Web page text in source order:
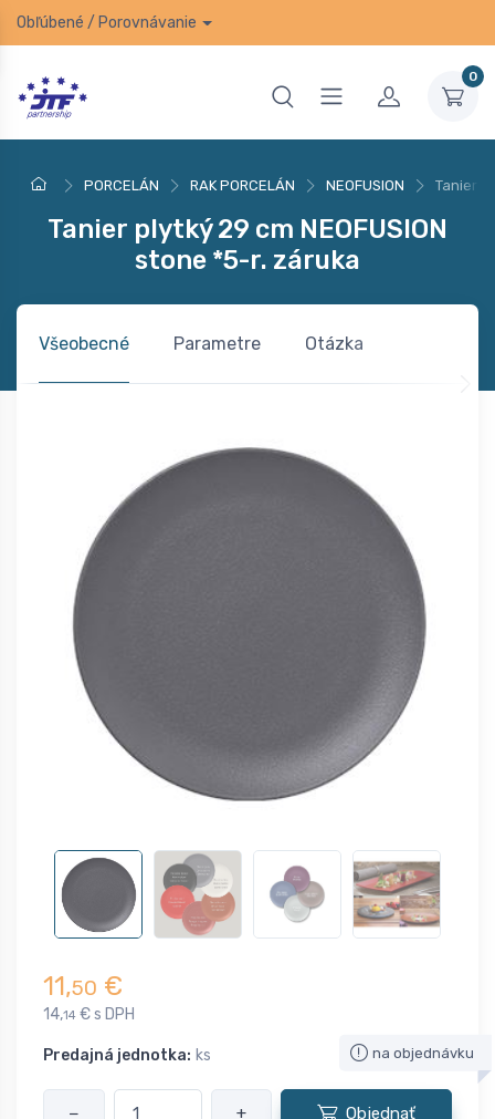
Obľúbené / Porovnávanie
0
PORCELÁN RAK PORCELÁN NEOFUSION Tanier
Tanier plytký 29 cm NEOFUSION
stone *5-r. záruka
Všeobecné Parametre Otázka
11,50 €
14,14 € s DPH
Predajná jednotka: ks na objednávku
− + Objednať